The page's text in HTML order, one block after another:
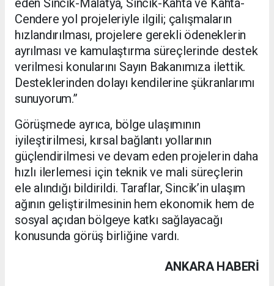
eden Sincik-Malatya, Sincik-Kahta ve Kahta-
Cendere yol projeleriyle ilgili; çalışmaların
hızlandırılması, projelere gerekli ödeneklerin
ayrılması ve kamulaştırma süreçlerinde destek
verilmesi konularını Sayın Bakanımıza ilettik.
Desteklerinden dolayı kendilerine şükranlarımı
sunuyorum.”
Görüşmede ayrıca, bölge ulaşımının
iyileştirilmesi, kırsal bağlantı yollarının
güçlendirilmesi ve devam eden projelerin daha
hızlı ilerlemesi için teknik ve mali süreçlerin
ele alındığı bildirildi. Taraflar, Sincik’in ulaşım
ağının geliştirilmesinin hem ekonomik hem de
sosyal açıdan bölgeye katkı sağlayacağı
konusunda görüş birliğine vardı.
ANKARA HABERİ